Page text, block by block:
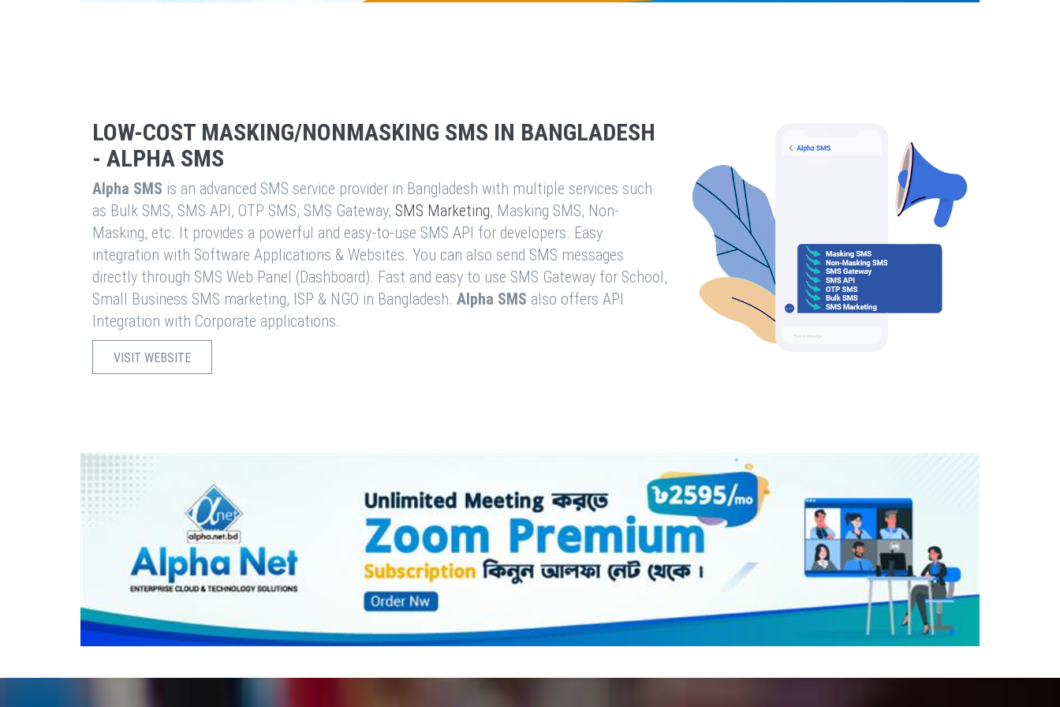
LOW-COST MASKING/NONMASKING SMS IN BANGLADESH
- ALPHA SMS
Alpha SMS is an advanced SMS service provider in Bangladesh with multiple services such
as Bulk SMS, SMS API, OTP SMS, SMS Gateway, SMS Marketing, Masking SMS, Non-
Masking, etc. It provides a powerful and easy-to-use SMS API for developers. Easy
integration with Software Applications & Websites. You can also send SMS messages
directly through SMS Web Panel (Dashboard). Fast and easy to use SMS Gateway for School,
Small Business SMS marketing, ISP & NGO in Bangladesh. Alpha SMS also offers API
Integration with Corporate applications.
VISIT WEBSITE